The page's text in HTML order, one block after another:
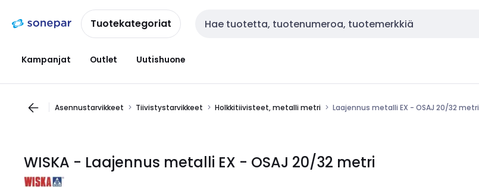
navigointiinsisältöönTuotekategoriat Haku
Kampanjat Outlet Uutishuone
Asennustarvikkeet Tiivistystarvikkeet Holkkitiivisteet, metalli metri Laajennus metalli EX - OSAJ 20/32 metri
WISKA - Laajennus metalli EX - OSAJ 20/32 metri